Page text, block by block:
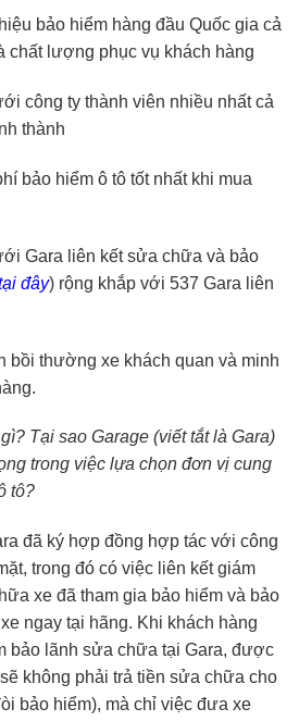
bảo hiểm hàng đầu Quốc gia cả
chất lượng phục vụ khách hàng
công ty thành viên nhiều nhất cả
thành
bảo hiểm ô tô tốt nhất khi mua
Gara liên kết sửa chữa và bảo
đây) rộng khắp với 537 Gara liên
bồi thường xe khách quan và minh
Tại sao Garage (viết tắt là Gara)
trong việc lựa chọn đơn vị cung
tô?
đã ký hợp đồng hợp tác với công
trong đó có việc liên kết giám
xe đã tham gia bảo hiểm và bảo
ngay tại hãng. Khi khách hàng
bảo lãnh sửa chữa tại Gara, được
không phải trả tiền sửa chữa cho
bảo hiểm), mà chỉ việc đưa xe